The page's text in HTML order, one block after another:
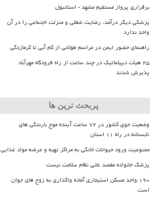
برقراری پرواز مستقیم مشهد - استانبول
پزشکی دیگر درآمد، رضایت شغلی و منزلت اجتماعی را در آن
واحد ندارد
راهنمای حضور ایمن در مراسم طولانی از کم آبی تا گرمازدگی
۲۵ هیأت دیپلماتیک در چند ساعت از راه فرودگاه مهرآباد
پذیرش شدند
پربحث ترین ها
وضعیت جوی کشور در ۷۲ ساعت آینده موج بارندگی های
تابستانه در راه ۱۱ استان
ممنوعیت ورود حیوانات خانگی به مراکز تهیه و عرضه مواد غذایی
پزشک خانواده مقصد غائی نظام سلامت نیست
۱۹۰ واحد مسکن استیجاری آماده واگذاری به زوج های جوان
است